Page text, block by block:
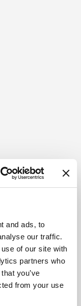
and ads, to
our traffic.
of our site with
partners who
you’ve
from your use